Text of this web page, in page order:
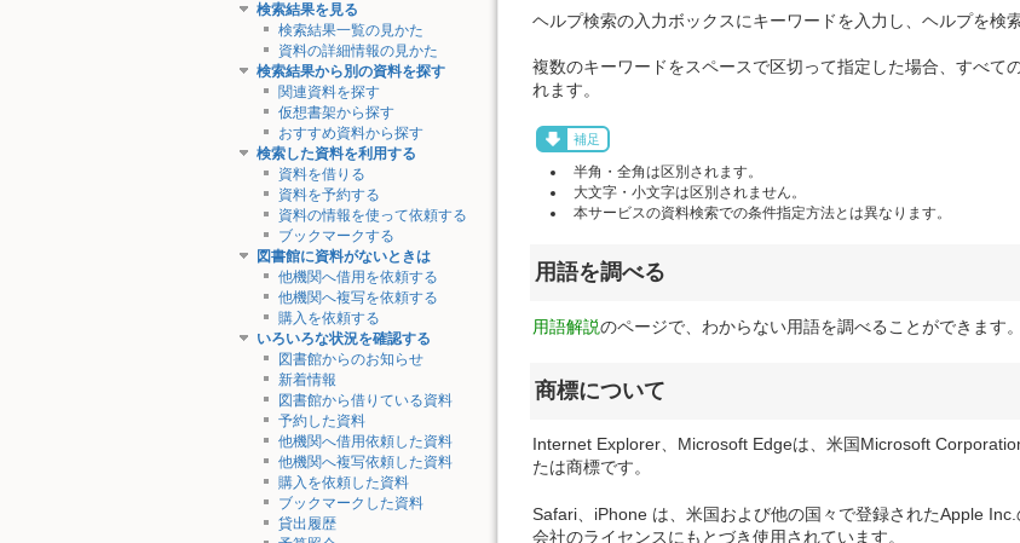
検索結果を見る
検索結果一覧の見かた
資料の詳細情報の見かた
検索結果から別の資料を探す
関連資料を探す
仮想書架から探す
おすすめ資料から探す
検索した資料を利用する
資料を借りる
資料を予約する
資料の情報を使って依頼する
ブックマークする
図書館に資料がないときは
他機関へ借用を依頼する
他機関へ複写を依頼する
購入を依頼する
いろいろな状況を確認する
図書館からのお知らせ
新着情報
図書館から借りている資料
予約した資料
他機関へ借用依頼した資料
他機関へ複写依頼した資料
購入を依頼した資料
ブックマークした資料
貸出履歴
ヘルプ検索の入力ボックスにキーワードを入力し、ヘルプを検索
複数のキーワードをスペースで区切って指定した場合、すべて
れます。
補足
半角・全角は区別されます。
大文字・小文字は区別されません。
本サービスの資料検索での条件指定方法とは異なります。
用語を調べる
用語解説のページで、わからない用語を調べることができます。
商標について
Internet Explorer、Microsoft Edgeは、米国Microsoft
たは商標です。
Safari、iPhone は、米国および他の国々で登録されたApple
会社のライセンスにもとづき使用されています。